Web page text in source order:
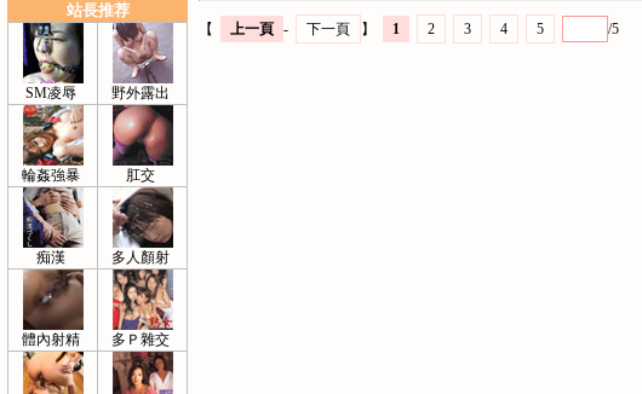
站長推荐
SM凌辱 野外露出
輪姦強暴 肛交
痴漢 多人顏射
體內射精 多Ｐ雜交
【 上一頁 - 下一頁 】 1 2 3 4 5 /5